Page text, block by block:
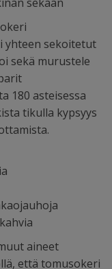
yhteen sekoitetut
sekä murustele
180 asteisessa
tikulla kypsyys
aineet
että tomusokeri